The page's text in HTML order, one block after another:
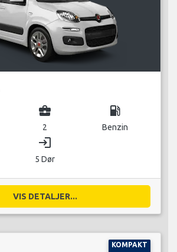
business_center
2
local_gas_station
Benzin
login
5 Dør
VIS DETALJER...
KOMPAKT